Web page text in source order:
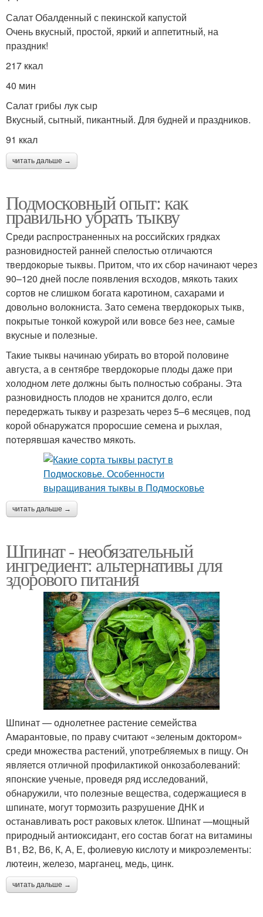
Салат Обалденный с пекинской капустой
Очень вкусный, простой, яркий и аппетитный, на
праздник!
217 ккал
40 мин
Салат грибы лук сыр
Вкусный, сытный, пикантный. Для будней и праздников.
91 ккал
читать дальше →
Подмосковный опыт: как
правильно убрать тыкву
Среди распространенных на российских грядках
разновидностей ранней спелостью отличаются
твердокорые тыквы. Притом, что их сбор начинают через
90–120 дней после появления всходов, мякоть таких
сортов не слишком богата каротином, сахарами и
довольно волокниста. Зато семена твердокорых тыкв,
покрытые тонкой кожурой или вовсе без нее, самые
вкусные и полезные.
Такие тыквы начинаю убирать во второй половине
августа, а в сентябре твердокорые плоды даже при
холодном лете должны быть полностью собраны. Эта
разновидность плодов не хранится долго, если
передержать тыкву и разрезать через 5–6 месяцев, под
корой обнаружатся проросшие семена и рыхлая,
потерявшая качество мякоть.
читать дальше →
Шпинат - необязательный
ингредиент: альтернативы для
здорового питания
Шпинат — однолетнее растение семейства
Амарантовые, по праву считают «зеленым доктором»
среди множества растений, употребляемых в пищу. Он
является отличной профилактикой онкозаболеваний:
японские ученые, проведя ряд исследований,
обнаружили, что полезные вещества, содержащиеся в
шпинате, могут тормозить разрушение ДНК и
останавливать рост раковых клеток. Шпинат —мощный
природный антиоксидант, его состав богат на витамины
В1, В2, В6, К, А, Е, фолиевую кислоту и микроэлементы:
лютеин, железо, марганец, медь, цинк.
читать дальше →